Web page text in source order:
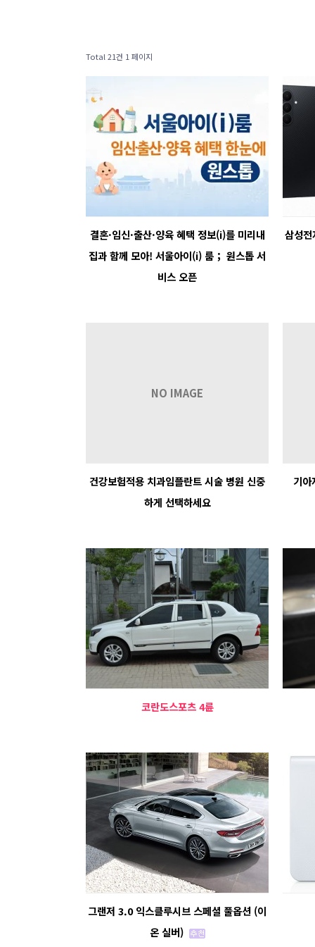
Total 21건 1 페이지
결혼·임신·출산·양육 혜택 정보(i)를 미리내
집과 함께 모아! 서울아이(i) 룸； 원스톱 서
비스 오픈
삼성
NO IMAGE
건강보험적용 치과임플란트 시술 병원 신중
하게 선택하세요
기
코란도스포츠 4륜
그랜저 3.0 익스클루시브 스페셜 풀옵션 (이
온 실버)